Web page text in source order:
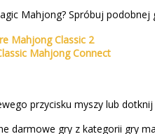
Mahjong? Spróbuj podobnej
Mahjong Classic 2
Mahjong Connect
przycisku myszy lub
darmowe gry z kategorii gry